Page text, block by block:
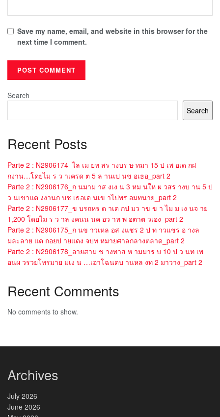
Save my name, email, and website in this browser for the
next time I comment.
Search
Search
Recent Posts
Parte 2 : N2906174_ไล เม ยท สร างบร ษ ทมา 15 ป เพ อเด กฝ
กงาน…โดยไม ร ว าเครด ต 5 ล านเป นช อเธอ_part 2
Parte 2 : N2906176_ก นมาม าส งเง น 3 หม นให ผ วสร างบ าน 5 ป
ว นเขาแต งงานก บช เธอเด นเข าไปพร อมทนาย_part 2
Parte 2 : N2906177_ข บรถหร ด าเด กป มว าข ข า ไม ม เง นจ าย
1,200 โดยไม ร ว าล งคนน นค อว าท พ อตาต วเอง_part 2
Parte 2 : N2906175_ก นข าวเหล อส งแชร 2 ป ท าวแชร อ างล
มละลาย แต ถอยป ายแดง จบท หมายศาลกลางตลาด_part 2
Parte 2 : N2906178_อายสาม ช างทาส ห ามมาร บ 10 ป ว นท เพ
อนผ วรวยโทรมาย มเง น …เอาโฉนดบ านหล งท 2 มาวาง_part 2
Recent Comments
No comments to show.
Archives
July 2026
June 2026